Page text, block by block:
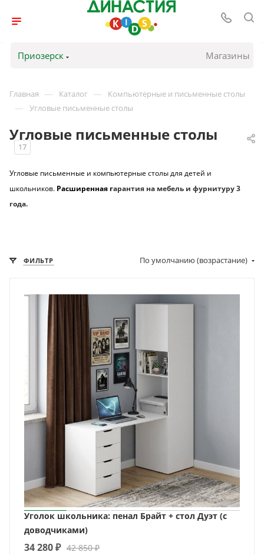
Приозерск Магазины
Главная — Каталог — Компьютерные и письменные столы
— Угловые письменные столы
Угловые письменные столы
17
Угловые письменные и компьютерные столы для детей и
школьников. Расширенная гарантия на мебель и фурнитуру 3
года.
ФИЛЬТР По умолчанию (возрастание)
Уголок школьника: пенал Брайт + стол Дуэт (с
доводчиками)
34 280₽ 42 850₽